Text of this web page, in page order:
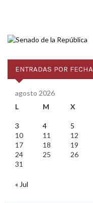
ENTRADAS POR FECHA
agosto 2026
L
M X
3
4 5
10
11 12
17
18 19
24
25 26
31
« Jul